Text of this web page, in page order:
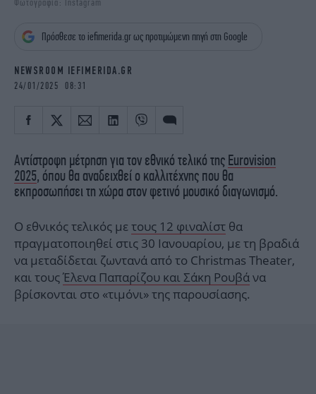
iBOOKS
OSCARS
NEWSLETTER
Φωτογραφία: Instagram
Πρόσθεσε το iefimerida.gr ως προτιμώμενη πηγή στη Google
NEWSROOM IEFIMERIDA.GR
24/01/2025 08:31
Αντίστροφη μέτρηση για τον εθνικό τελικό της Eurovision
2025, όπου θα αναδειχθεί ο καλλιτέχνης που θα
εκπροσωπήσει τη χώρα στον φετινό μουσικό διαγωνισμό.
Ο εθνικός τελικός με τους 12 φιναλίστ θα
πραγματοποιηθεί στις 30 Ιανουαρίου, με τη βραδιά
να μεταδίδεται ζωντανά από το Christmas Theater,
και τουςΈλενα Παπαρίζου και Σάκη Ρουβάνα
βρίσκονται στο «τιμόνι» της παρουσίασης.